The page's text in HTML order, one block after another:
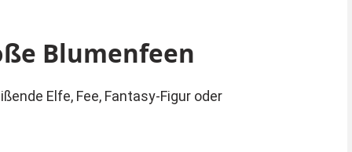
Blumenfeen
Elfe, Fee, Fantasy-Figur oder